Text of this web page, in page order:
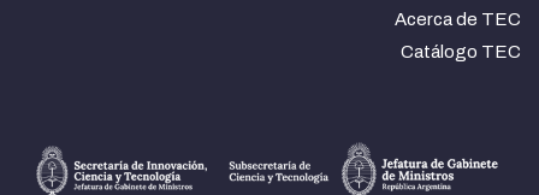
Acerca de TEC
Catálogo TEC